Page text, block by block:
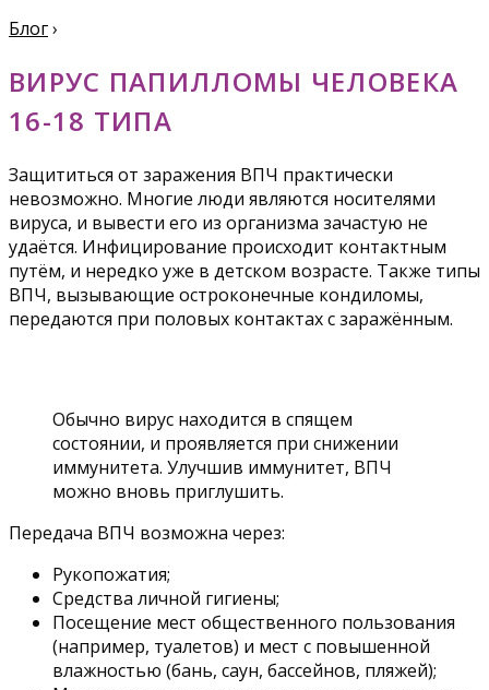
Блог›
ВИРУС ПАПИЛЛОМЫ ЧЕЛОВЕКА
16-18 ТИПА
Защититься от заражения ВПЧ практически
невозможно. Многие люди являются носителями
вируса, и вывести его из организма зачастую не
удаётся. Инфицирование происходит контактным
путём, и нередко уже в детском возрасте. Также типы
ВПЧ, вызывающие остроконечные кондиломы,
передаются при половых контактах с заражённым.
Обычно вирус находится в спящем
состоянии, и проявляется при снижении
иммунитета. Улучшив иммунитет, ВПЧ
можно вновь приглушить.
Передача ВПЧ возможна через:
Рукопожатия;
Средства личной гигиены;
Посещение мест общественного пользования
(например, туалетов) и мест с повышенной
влажностью (бань, саун, бассейнов, пляжей);